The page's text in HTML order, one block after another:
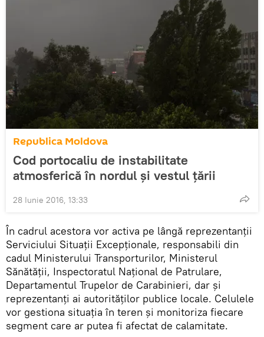
Republica Moldova
Cod portocaliu de instabilitate
atmosferică în nordul şi vestul ţării
28 Iunie 2016, 13:33
În cadrul acestora vor activa pe lângă reprezentanții
Serviciului Situații Excepționale, responsabili din
cadul Ministerului Transporturilor, Ministerul
Sănătății, Inspectoratul Național de Patrulare,
Departamentul Trupelor de Carabinieri, dar și
reprezentanți ai autorităților publice locale. Celulele
vor gestiona situația în teren și monitoriza fiecare
segment care ar putea fi afectat de calamitate.